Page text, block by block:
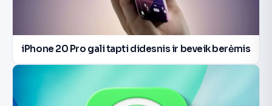
iPhone 20 Pro gali tapti didesnis ir beveik berėmis